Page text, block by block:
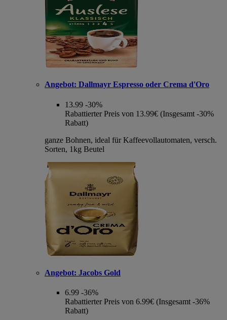
Angebot: Dallmayr Espresso oder Crema d'Oro
13.99 -30%
Rabattierter Preis von 13.99€ (Insgesamt -30%
Rabatt)
ganze Bohnen, ideal für Kaffeevollautomaten, versch.
Sorten, 1kg Beutel
Angebot: Jacobs Gold
6.99 -36%
Rabattierter Preis von 6.99€ (Insgesamt -36%
Rabatt)